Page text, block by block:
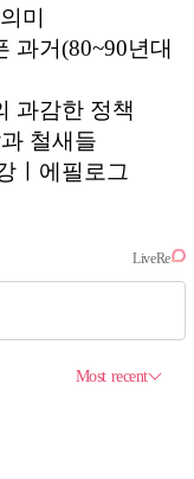
미
과거(80~90년대
과감한 정책
철새들
ㅣ에필로그